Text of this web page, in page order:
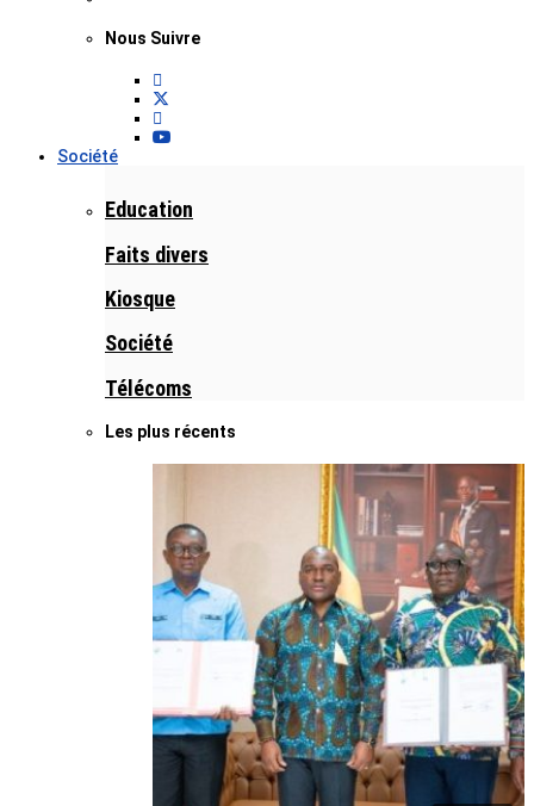
Nous Suivre
Société
Education
Faits divers
Kiosque
Société
Télécoms
Les plus récents